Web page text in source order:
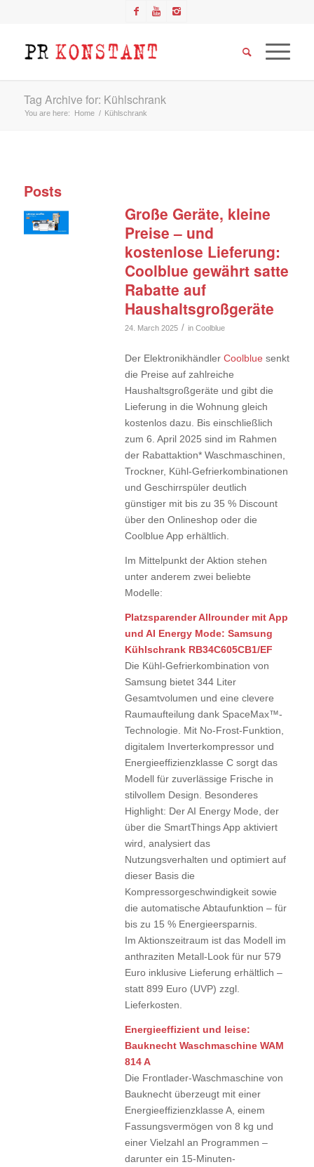
Tag Archive for: Kühlschrank
You are here: Home / Kühlschrank
Posts
Große Geräte, kleine
Preise – und
kostenlose Lieferung:
Coolblue gewährt satte
Rabatte auf
Haushaltsgroßgeräte
24. March 2025 / in Coolblue
Der Elektronikhändler Coolbluesenkt
die Preise auf zahlreiche
Haushaltsgroßgeräte und gibt die
Lieferung in die Wohnung gleich
kostenlos dazu. Bis einschließlich
zum 6. April 2025 sind im Rahmen
der Rabattaktion* Waschmaschinen,
Trockner, Kühl-Gefrierkombinationen
und Geschirrspüler deutlich
günstiger mit bis zu 35 % Discount
über den Onlineshop oder die
Coolblue App erhältlich.
Im Mittelpunkt der Aktion stehen
unter anderem zwei beliebte
Modelle:
Platzsparender Allrounder mit App
und AI Energy Mode: Samsung
Kühlschrank RB34C605CB1/EF
Die Kühl-Gefrierkombination von
Samsung bietet 344 Liter
Gesamtvolumen und eine clevere
Raumaufteilung dank SpaceMax™-
Technologie. Mit No-Frost-Funktion,
digitalem Inverterkompressor und
Energieeffizienzklasse C sorgt das
Modell für zuverlässige Frische in
stilvollem Design. Besonderes
Highlight: Der AI Energy Mode, der
über die SmartThings App aktiviert
wird, analysiert das
Nutzungsverhalten und optimiert auf
dieser Basis die
Kompressorgeschwindigkeit sowie
die automatische Abtaufunktion – für
bis zu 15 % Energieersparnis.
Im Aktionszeitraum ist das Modell im
anthraziten Metall-Look für nur 579
Euro inklusive Lieferung erhältlich –
statt 899 Euro (UVP) zzgl.
Lieferkosten.
Energieeffizient und leise:
Bauknecht Waschmaschine WAM
814 A
Die Frontlader-Waschmaschine von
Bauknecht überzeugt mit einer
Energieeffizienzklasse A, einem
Fassungsvermögen von 8 kg und
einer Vielzahl an Programmen –
darunter ein 15-Minuten-